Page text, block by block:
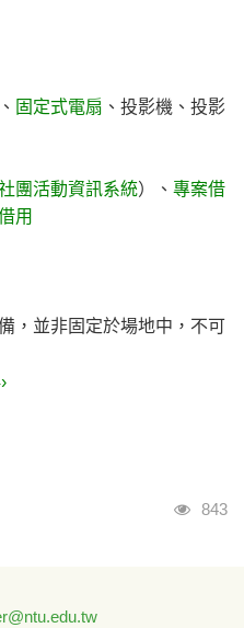
、 固定式電扇 、投影機、投影
團活動資訊系統）、 專案借
用
，並非固定於場地中，不可
瀏覽
843